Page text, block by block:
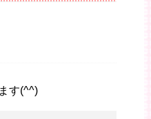
す(^^)